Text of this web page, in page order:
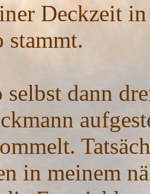
Deckzeit
stammt.
dann
in meinem